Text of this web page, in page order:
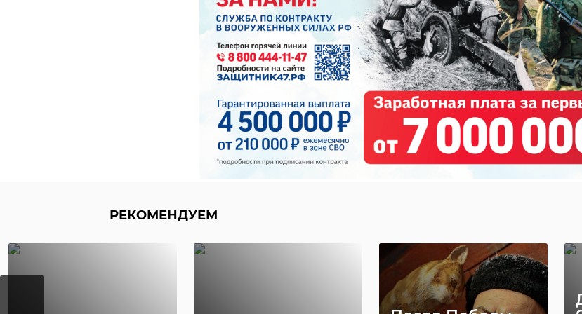
РЕКОМЕНДУЕМ
поддержали Путина в его решении
пойти на выборы 2024
Ленинградская область во вторник, 16 января, присоединилась к единому дню
подписей в поддержку выдвижения президента. Проводится он на площадках
России": ранее на XXi Съезде партия единогласно поддержала решение
поучаствовать в выборах 2024 года.
Фото: Избирательная комиссия
ИнформУИК предвыборная
РЕКОМЕНДУЕМ